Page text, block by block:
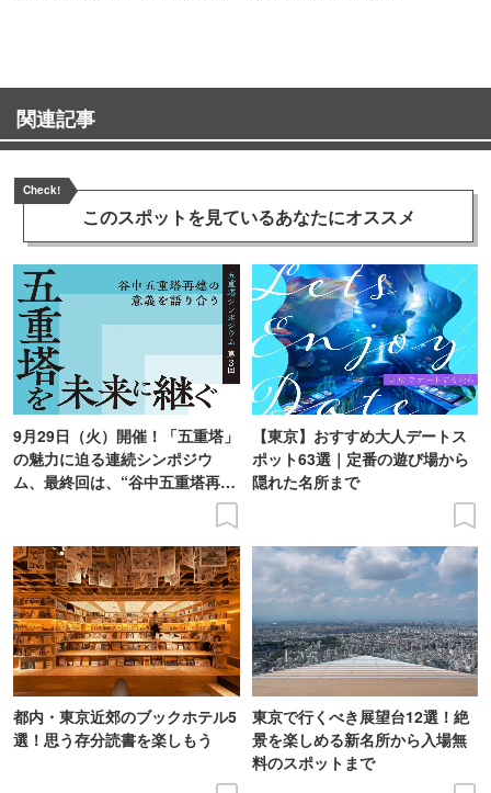
関連記事
Check!
このスポットを見ているあなたにオススメ
9月29日（火）開催！「五重塔」
の魅力に迫る連続シンポジウ
ム、最終回は、“谷中五重塔再建
【東京】おすすめ大人デートス
ポット63選｜定番の遊び場から
隠れた名所まで
都内・東京近郊のブックホテル5
選！思う存分読書を楽しもう
東京で行くべき展望台12選！絶
景を楽しめる新名所から入場無
料のスポットまで